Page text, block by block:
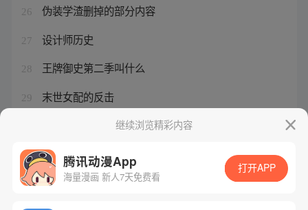
26 伪装学渣删掉的部分内容
27 设计师历史
28 王牌御史第二季叫什么
29 末世女配的反击
继续浏览精彩内容
腾讯动漫App
海量漫画 新人7天免费看
打开APP